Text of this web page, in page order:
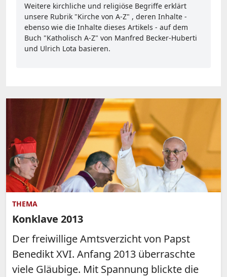
Weitere kirchliche und religiöse Begriffe erklärt
unsere Rubrik "Kirche von A-Z" , deren Inhalte -
ebenso wie die Inhalte dieses Artikels - auf dem
Buch "Katholisch A-Z" von Manfred Becker-Huberti
und Ulrich Lota basieren.
THEMA
Konklave 2013
Der freiwillige Amtsverzicht von Papst
Benedikt XVI. Anfang 2013 überraschte
viele Gläubige. Mit Spannung blickte die